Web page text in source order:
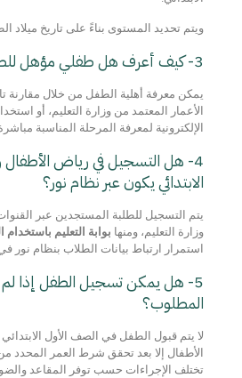
ويتم تحديد المستوى بناءً على تاريخ ميلاد
3- كيف أعرف هل طفلي مؤهل للصف الأول الابتدائي؟
يمكن معرفة أهلية الطفل من خلال مقارنة
الأعمار المعتمد من وزارة التعليم، أو
الإلكترونية لمعرفة المرحلة المناسبة
4- هل التسجيل في رياض الأطفال
الابتدائي يكون عبر نظام نور؟
يتم التسجيل للطلبة المستجدين عبر
وزارة التعليم، ومنها بوابة التعليم باستخدام
استمرار ارتباط بيانات الطلاب بنظام نور
5- هل يمكن تسجيل الطفل إذا لم
المطلوب؟
لا يتم قبول الطفل في الصف الأول
الأطفال إلا بعد تحقق شرط العمر المحدد من
تختلف الإجراءات حسب توفر المقاعد